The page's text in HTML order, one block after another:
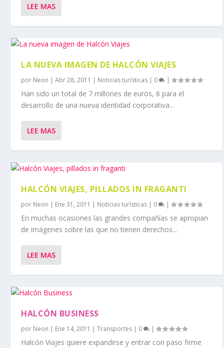
LEE MAS
LA NUEVA IMAGEN DE HALCÓN VIAJES
por Neon |Abr 28, 2011 | Noticias turísticas | 0 |
Han sido un total de 7 millones de euros, 6 para el
desarrollo de una nueva identidad corporativa...
LEE MAS
HALCÓN VIAJES, PILLADOS IN FRAGANTI
por Neon | Ene 31, 2011 | Noticias turísticas | 0 |
En muchas ocasiones las grandes compañías se apropian
de imágenes sobre las que no tienen derechos...
LEE MAS
HALCÓN BUSINESS
por Neon | Ene 14, 2011 |Transportes | 0 |
Halcón Viajes quiere expandirse y entrar con paso firme